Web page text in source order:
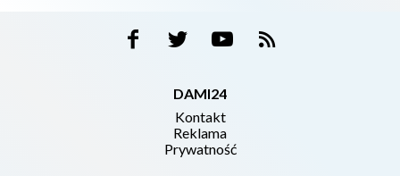
DAMI24
Kontakt
Reklama
Prywatność